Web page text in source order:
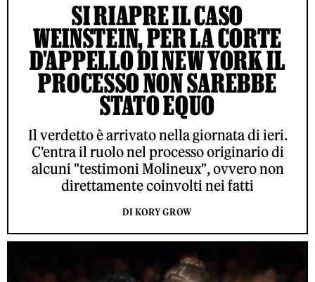
SI RIAPRE IL CASO
WEINSTEIN, PER LA CORTE
D'APPELLO DI NEW YORK IL
PROCESSO NON SAREBBE
STATO EQUO
Il verdetto è arrivato nella giornata di ieri.
C'entra il ruolo nel processo originario di
alcuni "testimoni Molineux", ovvero non
direttamente coinvolti nei fatti
DI KORY GROW